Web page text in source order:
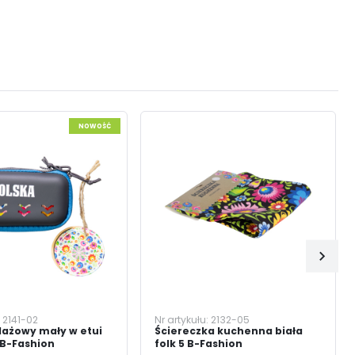
NOWOŚĆ
2141-02
mały w etui
Fashion
Nr artykułu: 2132-05
Ściereczka kuchenna biała
folk 5 B-Fashion